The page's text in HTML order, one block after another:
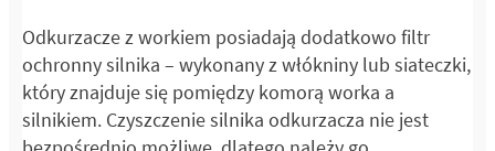
Odkurzacze z workiem posiadają dodatkowo filtr
ochronny silnika – wykonany z włókniny lub siateczki,
który znajduje się pomiędzy komorą worka a
silnikiem. Czyszczenie silnika odkurzacza nie jest